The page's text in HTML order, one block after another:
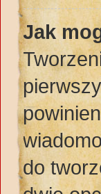
Jak
do